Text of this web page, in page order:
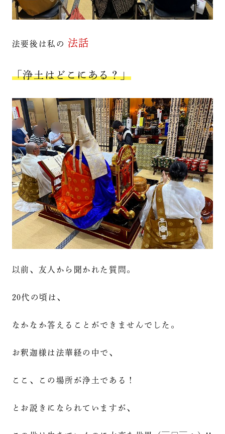
法要後は私の 法話
「浄土はどこにある？」
以前、友人から聞かれた質問。
20代の頃は、
なかなか答えることができませんでした。
お釈迦様は法華経の中で、
ここ、この場所が浄土である！
とお説きになられていますが、